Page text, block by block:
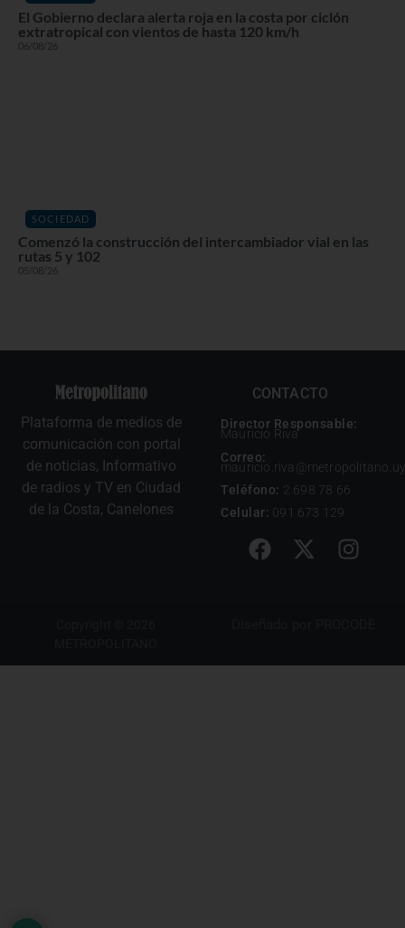
El Gobierno declara alerta roja en la costa por ciclón
extratropical con vientos de hasta 120 km/h
06/08/26
SOCIEDAD
Comenzó la construcción del intercambiador vial en las
rutas 5 y 102
05/08/26
Plataforma de medios de
comunicación con portal
de noticias, Informativo
de radios y TV en Ciudad
de la Costa, Canelones
CONTACTO
Director Responsable:
Mauricio Riva
Correo:
mauricio.riva@metropolitano.uy
Teléfono: 2 698 78 66
Celular: 091 673 129